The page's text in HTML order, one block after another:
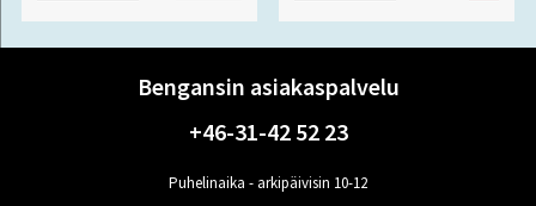
Bengansin asiakaspalvelu
+46-31-42 52 23
Puhelinaika - arkipäivisin 10-12